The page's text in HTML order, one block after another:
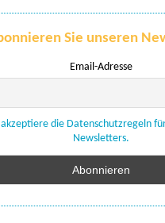
Sie unseren
Email-Adresse
akzeptiere die Datenschutzregeln
Newsletters.